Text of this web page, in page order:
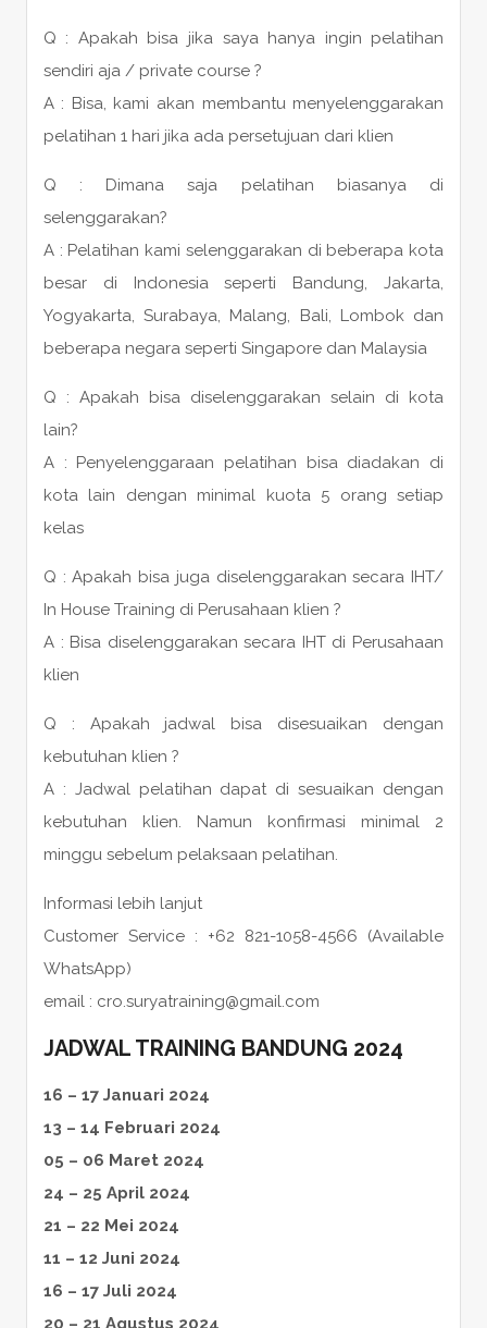
Q : Apakah bisa jika saya hanya ingin pelatihan
sendiri aja / private course ?
A : Bisa, kami akan membantu menyelenggarakan
pelatihan 1 hari jika ada persetujuan dari klien
Q : Dimana saja pelatihan biasanya di
selenggarakan?
A : Pelatihan kami selenggarakan di beberapa kota
besar di Indonesia seperti Bandung, Jakarta,
Yogyakarta, Surabaya, Malang, Bali, Lombok dan
beberapa negara seperti Singapore dan Malaysia
Q : Apakah bisa diselenggarakan selain di kota
lain?
A : Penyelenggaraan pelatihan bisa diadakan di
kota lain dengan minimal kuota 5 orang setiap
kelas
Q : Apakah bisa juga diselenggarakan secara IHT/
In House Training di Perusahaan klien ?
A : Bisa diselenggarakan secara IHT di Perusahaan
klien
Q : Apakah jadwal bisa disesuaikan dengan
kebutuhan klien ?
A : Jadwal pelatihan dapat di sesuaikan dengan
kebutuhan klien. Namun konfirmasi minimal 2
minggu sebelum pelaksaan pelatihan.
Informasi lebih lanjut
Customer Service : +62 821-1058-4566 (Available
WhatsApp)
email : cro.suryatraining@gmail.com
JADWAL TRAINING BANDUNG 2024
16 – 17 Januari 2024
13 – 14 Februari 2024
05 – 06 Maret 2024
24 – 25 April 2024
21 – 22 Mei 2024
11 – 12 Juni 2024
16 – 17 Juli 2024
20 – 21 Agustus 2024